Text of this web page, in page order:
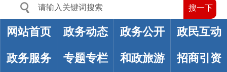
网站首页 政务动态 政务公开 政民互动
政务服务 专题专栏 和政旅游 招商引资